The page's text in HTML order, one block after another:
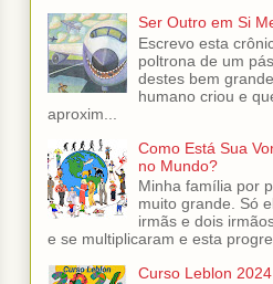
Ser Outro em Si
Escrevo esta
poltrona de um
destes bem
humano criou e
aproxim...
Como Está Sua
no Mundo?
Minha família por
muito grande. Só
irmãs e dois
e se multiplicaram e esta
Curso Leblon 2024